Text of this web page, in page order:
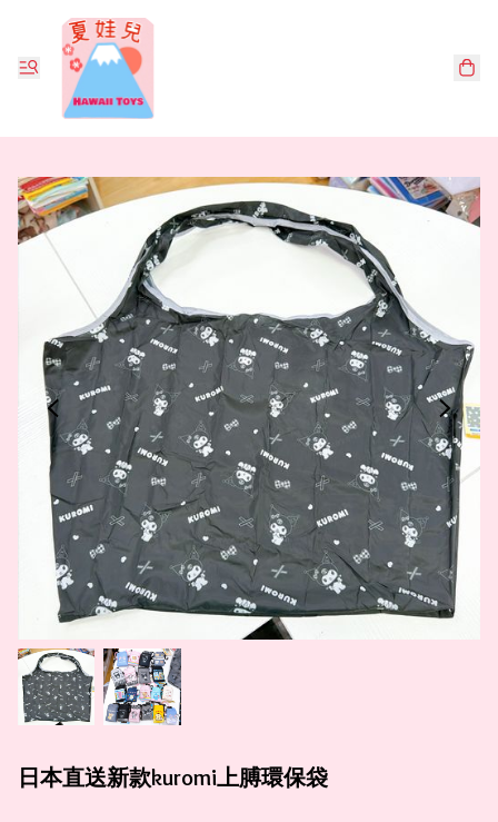
日本直送新款kuromi上膊環保袋